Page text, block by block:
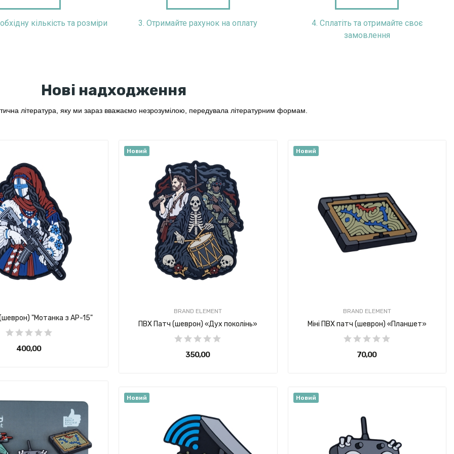
Патч Панель "Мапа України"
400,00 ₴
BRAND ELEMENT
Патч Панель 50х50 см
700,00 ₴
1 300,00 ₴
BRAND ELEMENT
Патч Панель 100х50 см
1 500,00 ₴
1 500,00 ₴
кількість та розміри 3. Отримайте рахунок на оплату
4. Сплатіть та отримайте своє
замовлення
Нові надходження
література, яку ми зараз вважаємо незрозумілою, передувала літературним формам.
"Мотанка з АР-15"
400,00 ₴
Новий
BRAND ELEMENT
ПВХ Патч (шеврон) «Дух поколінь»
350,00 ₴
Новий
Новий
BRAND ELEMENT
Міні ПВХ патч (шеврон) «Планшет»
70,00 ₴
Новий